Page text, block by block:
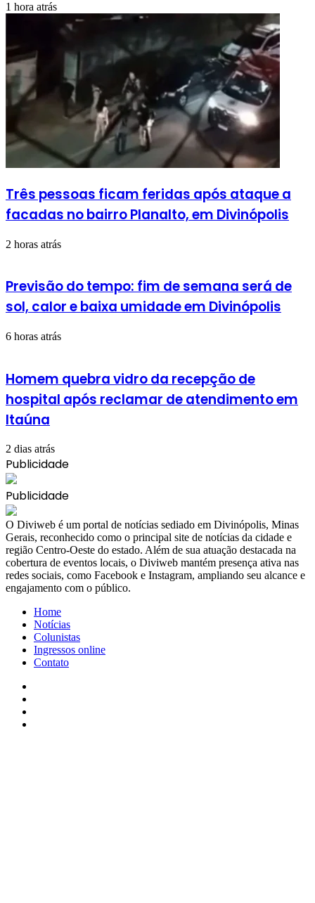
1 hora atrás
Três pessoas ficam feridas após ataque a
facadas no bairro Planalto, em Divinópolis
2 horas atrás
Previsão do tempo: fim de semana será de
sol, calor e baixa umidade em Divinópolis
6 horas atrás
Homem quebra vidro da recepção de
hospital após reclamar de atendimento em
Itaúna
2 dias atrás
Publicidade
Publicidade
​O Diviweb é um portal de notícias sediado em Divinópolis, Minas
Gerais, reconhecido como o principal site de notícias da cidade e
região Centro-Oeste do estado. Além de sua atuação destacada na
cobertura de eventos locais, o Diviweb mantém presença ativa nas
redes sociais, como Facebook e Instagram, ampliando seu alcance e
engajamento com o público.
Home
Notícias
Colunistas
Ingressos online
Contato